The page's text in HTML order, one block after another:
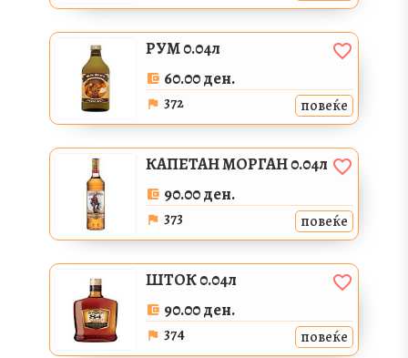
РУМ 0.04л
60.00 ден.
372 повеќе
КАПЕТАН МОРГАН 0.04л
90.00 ден.
373 повеќе
ШТОК 0.04л
90.00 ден.
374 повеќе